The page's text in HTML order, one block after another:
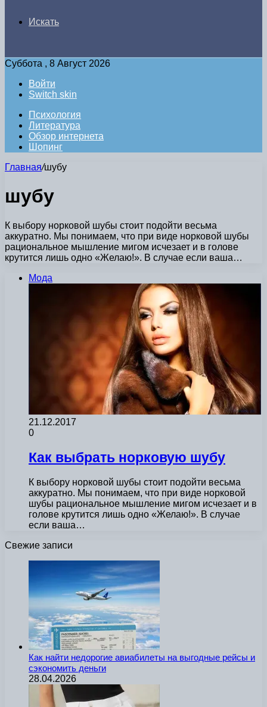
Искать
Суббота , 8 Август 2026
Войти
Switch skin
Психология
Литература
Обзор интернета
Шопинг
Главная/шубу
шубу
К выбору норковой шубы стоит подойти весьма
аккуратно. Мы понимаем, что при виде норковой шубы
рациональное мышление мигом исчезает и в голове
крутится лишь одно «Желаю!». В случае если ваша…
Мода
21.12.2017
0
Как выбрать норковую шубу
К выбору норковой шубы стоит подойти весьма
аккуратно. Мы понимаем, что при виде норковой
шубы рациональное мышление мигом исчезает и в
голове крутится лишь одно «Желаю!». В случае
если ваша…
Свежие записи
Как найти недорогие авиабилеты на выгодные рейсы и
сэкономить деньги
28.04.2026